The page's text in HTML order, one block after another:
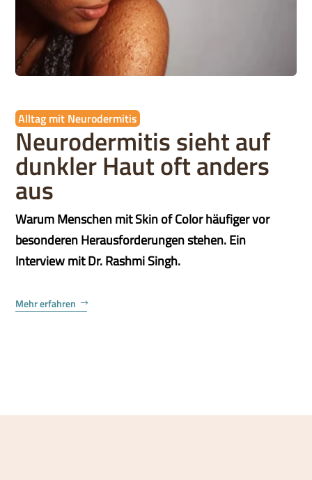
Alltag mit Neurodermitis
Neurodermitis sieht auf
dunkler Haut oft anders
aus
Warum Menschen mit Skin of Color häufiger vor
besonderen Herausforderungen stehen. Ein
Interview mit Dr. Rashmi Singh.
Mehr erfahren